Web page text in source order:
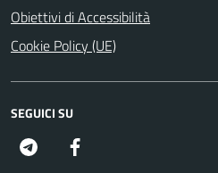
Obiettivi di Accessibilità
Cookie Policy (UE)
SEGUICI SU
FacebooK